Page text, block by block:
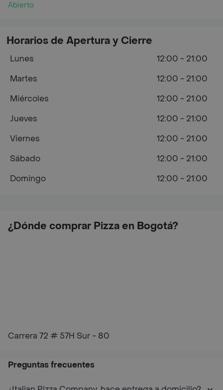
Abierto
¿Dónde comprar Pizza en Bogotá?
Carrera 72 # 57H Sur - 80
Horarios de Apertura y Cierre
Lunes
12:00 - 21:00
Martes
12:00 - 21:00
Miércoles
12:00 - 21:00
Jueves
12:00 - 21:00
Viernes
12:00 - 21:00
Sábado
12:00 - 21:00
Domingo
12:00 - 21:00
Preguntas frecuentes